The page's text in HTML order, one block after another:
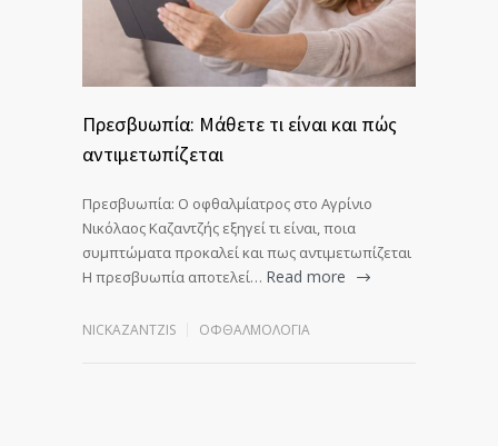
Πρεσβυωπία: Μάθετε τι είναι και πώς
αντιμετωπίζεται
Πρεσβυωπία: Ο οφθαλμίατρος στο Αγρίνιο
Νικόλαος Καζαντζής εξηγεί τι είναι, ποια
συμπτώματα προκαλεί και πως αντιμετωπίζεται
Η πρεσβυωπία αποτελεί… Read more
NICKAZANTZIS ΟΦΘΑΛΜΟΛΟΓΊΑ